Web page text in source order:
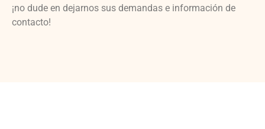
¡no dude en dejarnos sus demandas e información de
contacto!